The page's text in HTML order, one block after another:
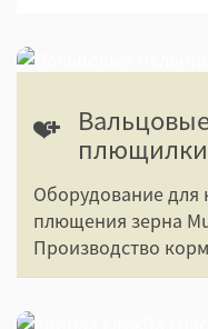
плющилки
Оборудование для
плющения зерна
Производство